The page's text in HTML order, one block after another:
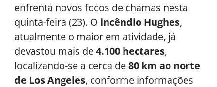
enfrenta novos focos de chamas nesta
quinta-feira (23). O incêndio Hughes,
atualmente o maior em atividade, já
devastou mais de4.100 hectares,
localizando-se a cerca de80 km ao norte
de Los Angeles, conforme informações